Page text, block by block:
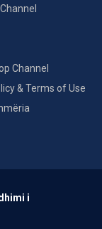
Channel
& Terms of Use
i